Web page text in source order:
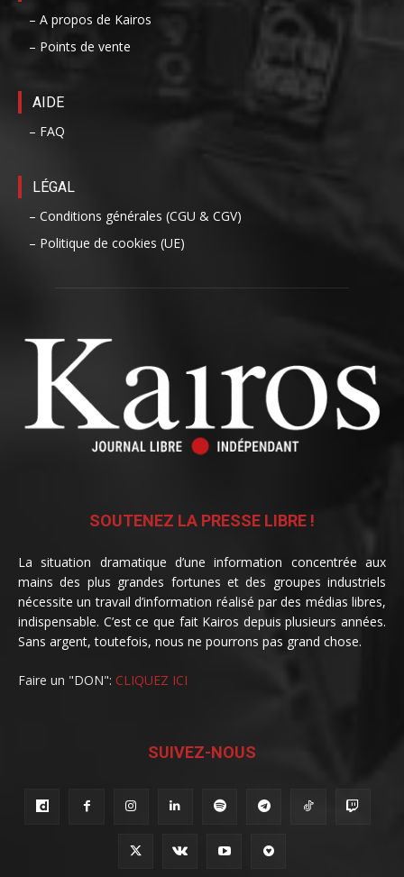
– A propos de Kairos
– Points de vente
AIDE
– FAQ
LÉGAL
– Conditions générales (CGU & CGV)
– Politique de cookies (UE)
SOUTENEZ LA PRESSE LIBRE !
La situation dramatique d’une information concentrée aux
mains des plus grandes fortunes et des groupes industriels
nécessite un travail d’information réalisé par des médias libres,
indispensable. C’est ce que fait Kairos depuis plusieurs années.
Sans argent, toutefois, nous ne pourrons pas grand chose.
Faire un "DON": CLIQUEZ ICI
SUIVEZ-NOUS